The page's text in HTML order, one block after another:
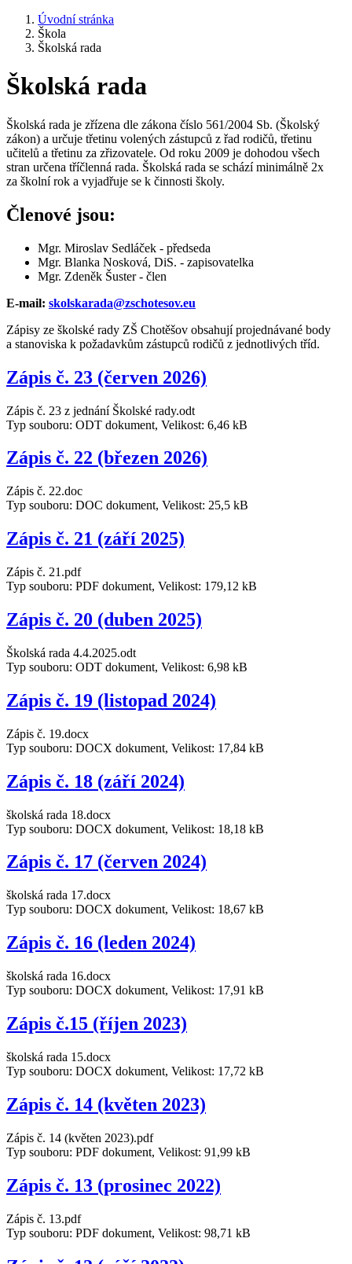
Úvodní stránka
Škola
Školská rada
Školská rada
Školská rada je zřízena dle zákona číslo 561/2004 Sb. (Školský
zákon) a určuje třetinu volených zástupců z řad rodičů, třetinu
učitelů a třetinu za zřizovatele. Od roku 2009 je dohodou všech
stran určena tříčlenná rada. Školská rada se schází minimálně 2x
za školní rok a vyjadřuje se k činnosti školy.
Členové jsou:
Mgr. Miroslav Sedláček - předseda
Mgr. Blanka Nosková, DiS. - zapisovatelka
Mgr. Zdeněk Šuster - člen
E-mail: skolskarada@zschotesov.eu
Zápisy ze školské rady ZŠ Chotěšov obsahují projednávané body
a stanoviska k požadavkům zástupců rodičů z jednotlivých tříd.
Zápis č. 23 (červen 2026)
Zápis č. 23 z jednání Školské rady.odt
Typ souboru: ODT dokument, Velikost: 6,46 kB
Zápis č. 22 (březen 2026)
Zápis č. 22.doc
Typ souboru: DOC dokument, Velikost: 25,5 kB
Zápis č. 21 (září 2025)
Zápis č. 21.pdf
Typ souboru: PDF dokument, Velikost: 179,12 kB
Zápis č. 20 (duben 2025)
Školská rada 4.4.2025.odt
Typ souboru: ODT dokument, Velikost: 6,98 kB
Zápis č. 19 (listopad 2024)
Zápis č. 19.docx
Typ souboru: DOCX dokument, Velikost: 17,84 kB
Zápis č. 18 (září 2024)
školská rada 18.docx
Typ souboru: DOCX dokument, Velikost: 18,18 kB
Zápis č. 17 (červen 2024)
školská rada 17.docx
Typ souboru: DOCX dokument, Velikost: 18,67 kB
Zápis č. 16 (leden 2024)
školská rada 16.docx
Typ souboru: DOCX dokument, Velikost: 17,91 kB
Zápis č.15 (říjen 2023)
školská rada 15.docx
Typ souboru: DOCX dokument, Velikost: 17,72 kB
Zápis č. 14 (květen 2023)
Zápis č. 14 (květen 2023).pdf
Typ souboru: PDF dokument, Velikost: 91,99 kB
Zápis č. 13 (prosinec 2022)
Zápis č. 13.pdf
Typ souboru: PDF dokument, Velikost: 98,71 kB